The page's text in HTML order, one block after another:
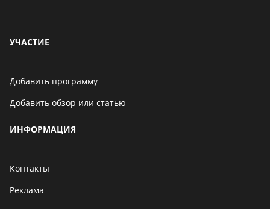
УЧАСТИЕ
Добавить программу
Добавить обзор или статью
ИНФОРМАЦИЯ
Контакты
Реклама